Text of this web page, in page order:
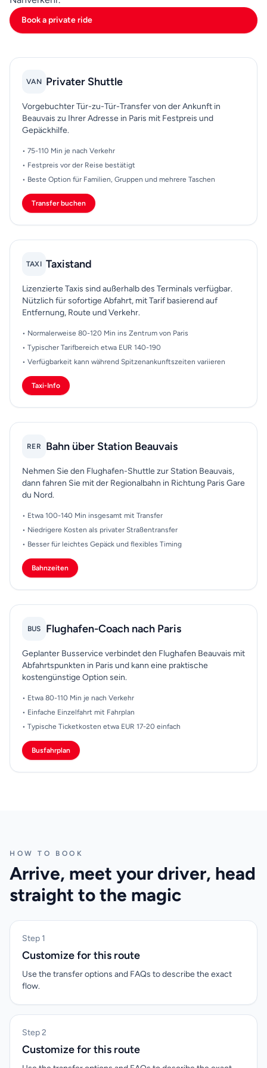
Buchungsbestätigungen offline, teilen Sie genaue
und Gepäckausgabe, bevor Sie Abholerwartungen
spart normalerweise erhebliche Zeit und Unsicherheit
nach der Landung in Beauvais.
Book a private ride
VAN Privater Shuttle
Vorgebuchter Tür-zu-Tür-Transfer von der Ankunft in
Beauvais zu Ihrer Adresse in Paris mit Festpreis und
Gepäckhilfe.
• 75-110 Min je nach Verkehr
• Festpreis vor der Reise bestätigt
• Beste Option für Familien, Gruppen und mehrere Taschen
Transfer buchen
TAXI Taxistand
Lizenzierte Taxis sind außerhalb des Terminals verfügbar.
Nützlich für sofortige Abfahrt, mit Tarif basierend auf
Entfernung, Route und Verkehr.
• Normalerweise 80-120 Min ins Zentrum von Paris
• Typischer Tarifbereich etwa EUR 140-190
• Verfügbarkeit kann während Spitzenankunftszeiten variieren
Taxi-Info
RER Bahn über Station Beauvais
Nehmen Sie den Flughafen-Shuttle zur Station Beauvais,
dann fahren Sie mit der Regionalbahn in Richtung Paris Gare
du Nord.
• Etwa 100-140 Min insgesamt mit Transfer
• Niedrigere Kosten als privater Straßentransfer
• Besser für leichtes Gepäck und flexibles Timing
Bahnzeiten
BUS Flughafen-Coach nach Paris
Geplanter Busservice verbindet den Flughafen Beauvais mit
Abfahrtspunkten in Paris und kann eine praktische
kostengünstige Option sein.
• Etwa 80-110 Min je nach Verkehr
• Einfache Einzelfahrt mit Fahrplan
• Typische Ticketkosten etwa EUR 17-20 einfach
Busfahrplan
HOW TO BOOK
Arrive, meet your driver, head
straight to the magic
Step 1
Customize for this route
Use the transfer options and FAQs to describe the exact
flow.
Step 2
Customize for this route